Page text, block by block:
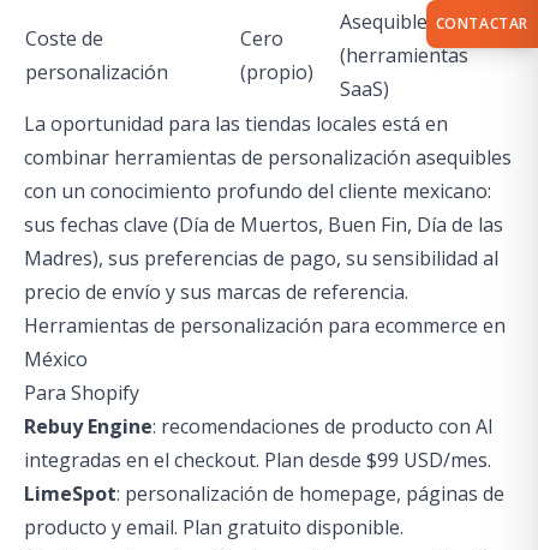
Coste de
personalización
Cero
(propio)
Asequible
(herramientas
SaaS)
La oportunidad para las tiendas locales está en
combinar herramientas de personalización asequibles
con un conocimiento profundo del cliente mexicano:
sus fechas clave (Día de Muertos, Buen Fin, Día de las
Madres), sus preferencias de pago, su sensibilidad al
precio de envío y sus marcas de referencia.
Herramientas de personalización para ecommerce en
México
Para Shopify
Rebuy Engine: recomendaciones de producto con AI
integradas en el checkout. Plan desde $99 USD/mes.
LimeSpot: personalización de homepage, páginas de
producto y email. Plan gratuito disponible.
CONTACTAR